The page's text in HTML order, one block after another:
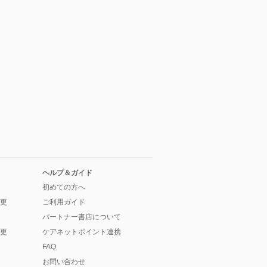
ヘルプ＆ガイド
初めての方へ
ご利用ガイド
パートナー書店について
ケアネットポイント連携
FAQ
お問い合わせ